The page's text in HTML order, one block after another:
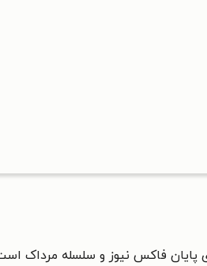
پایان فاکس نیوز و سلسله مرداک